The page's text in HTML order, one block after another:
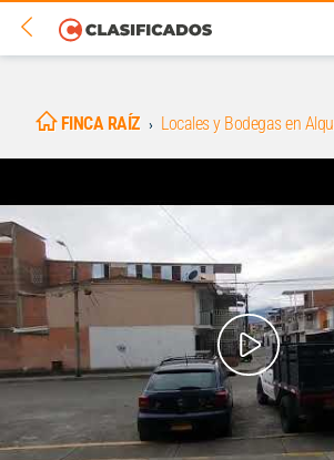
FINCA RAÍZ Locales y Bodegas en